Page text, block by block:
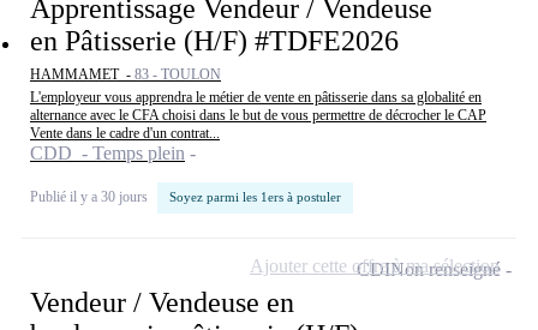
Apprentissage Vendeur / Vendeuse
en Pâtisserie (H/F) #TDFE2026
HAMMAMET - 83 - TOULON
L'employeur vous apprendra le métier de vente en pâtisserie dans sa globalité en
alternance avec le CFA choisi dans le but de vous permettre de décrocher le CAP
Vente dans le cadre d'un contrat...
CDD - Temps plein
Publié il y a 30 jours Soyez parmi les 1ers à postuler
Vendeur / Vendeuse en
CDINon renseigné
Ajouter cette offre à ma sélection